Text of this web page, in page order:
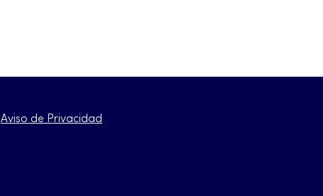
Aviso de Privacidad